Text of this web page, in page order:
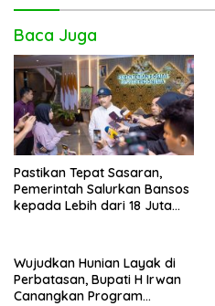
Baca Juga
Pastikan Tepat Sasaran,
Pemerintah Salurkan Bansos
kepada Lebih dari 18 Juta
Wujudkan Hunian Layak di
Perbatasan, Bupati H Irwan
Canangkan Program